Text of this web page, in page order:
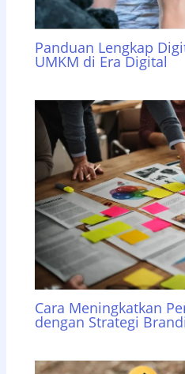
Panduan Lengkap
UMKM di Era Digital
Cara Meningkatkan
dengan Strategi